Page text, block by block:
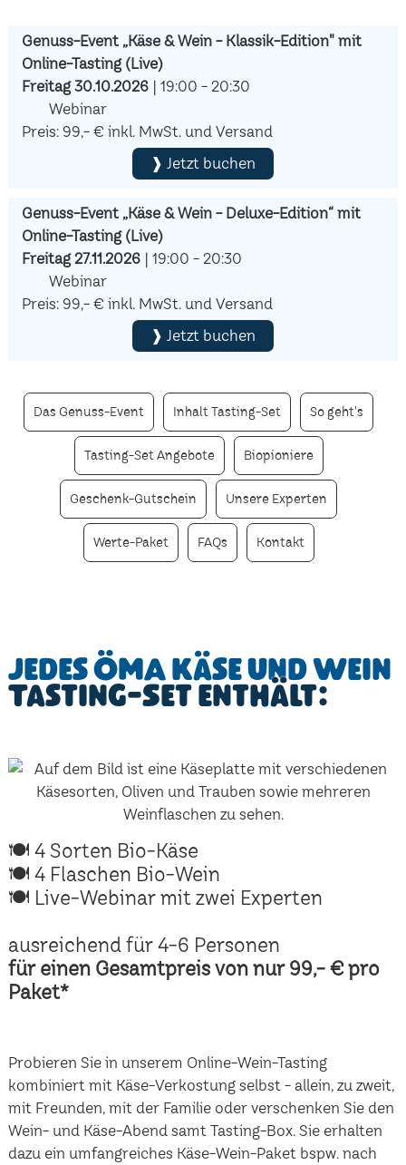
Genuss-Event „Käse & Wein - Klassik-Edition" mit
Online-Tasting (Live)
Freitag 30.10.2026| 19:00 - 20:30
Webinar
Preis: 99,- € inkl. MwSt. und Versand
❱ Jetzt buchen
Genuss-Event „Käse & Wein - Deluxe-Edition“ mit
Online-Tasting (Live)
Freitag 27.11.2026| 19:00 - 20:30
Webinar
Preis: 99,- € inkl. MwSt. und Versand
❱ Jetzt buchen
Das Genuss-Event Inhalt Tasting-Set So geht's
Tasting-Set Angebote Biopioniere
Geschenk-Gutschein Unsere Experten
Werte-Paket FAQs Kontakt
Jedes ÖMA Käse und Wein
Tasting-Set enthält:
🍽 4 Sorten Bio-Käse
🍽 4 Flaschen Bio-Wein
🍽 Live-Webinar mit zwei Experten
ausreichend für 4-6 Personen
für einen Gesamtpreis von nur 99,- € pro
Paket*
Probieren Sie in unserem Online-Wein-Tasting
kombiniert mit Käse-Verkostung selbst - allein, zu zweit,
mit Freunden, mit der Familie oder verschenken Sie den
Wein- und Käse-Abend samt Tasting-Box. Sie erhalten
dazu ein umfangreiches Käse-Wein-Paket bspw. nach